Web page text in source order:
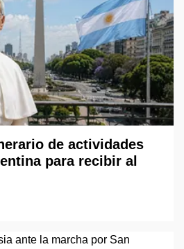
de actividades
para recibir al